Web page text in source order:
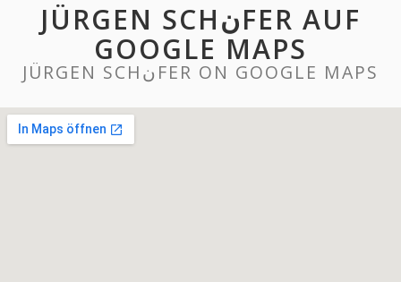
JÜRGEN SCHنFER AUF
GOOGLE MAPS
JÜRGEN SCHنFER ON GOOGLE MAPS